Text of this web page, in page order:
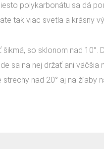
polykarbonátu sa dá
tak viac svetla a krásny
so sklonom nad
sa na nej držať ani väčšia
nad 20° aj na žľaby